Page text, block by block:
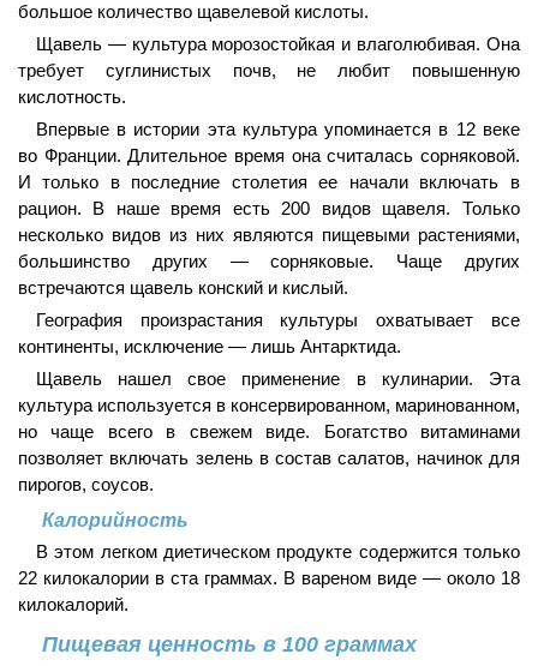
большое количество щавелевой кислоты.
Щавель — культура морозостойкая и влаголюбивая. Она
требует суглинистых почв, не любит повышенную
кислотность.
Впервые в истории эта культура упоминается в 12 веке
во Франции. Длительное время она считалась сорняковой.
И только в последние столетия ее начали включать в
рацион. В наше время есть 200 видов щавеля. Только
несколько видов из них являются пищевыми растениями,
большинство других — сорняковые. Чаще других
встречаются щавель конский и кислый.
География произрастания культуры охватывает все
континенты, исключение — лишь Антарктида.
Щавель нашел свое применение в кулинарии. Эта
культура используется в консервированном, маринованном,
но чаще всего в свежем виде. Богатство витаминами
позволяет включать зелень в состав салатов, начинок для
пирогов, соусов.
Калорийность
В этом легком диетическом продукте содержится только
22 килокалории в ста граммах. В вареном виде — около 18
килокалорий.
Пищевая ценность в 100 граммах